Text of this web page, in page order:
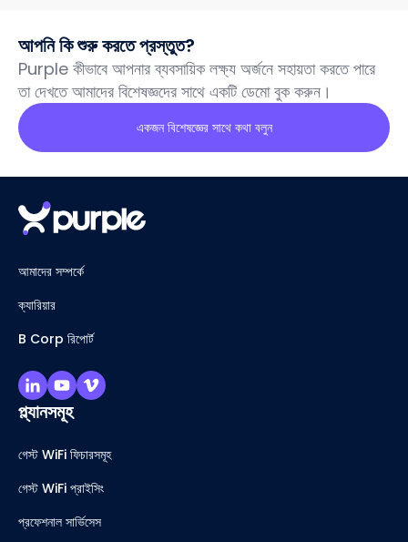
আপনি কি শুরু করতে প্রস্তুত?
Purple কীভাবে আপনার ব্যবসায়িক লক্ষ্য অর্জনে সহায়তা করতে পারে
তা দেখতে আমাদের বিশেষজ্ঞদের সাথে একটি ডেমো বুক করুন।
একজন বিশেষজ্ঞের সাথে কথা বলুন
আমাদের সম্পর্কে
ক্যারিয়ার
B Corp রিপোর্ট
প্ল্যানসমূহ
গেস্ট WiFi ফিচারসমূহ
গেস্ট WiFi প্রাইসিং
প্রফেশনাল সার্ভিসেস